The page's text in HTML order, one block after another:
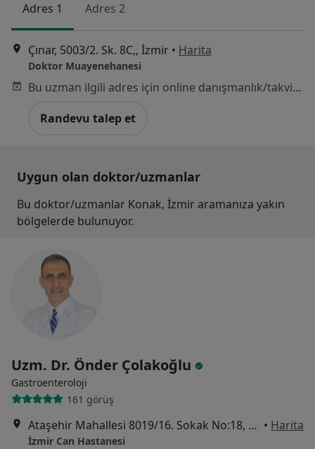
Adres 1 Adres 2
Çınar, 5003/2. Sk. 8C,, İzmir • Harita
Doktor Muayenehanesi
Bu uzman ilgili adres için online danışmanlık/takvim sunmuyor.
Randevu talep et
Uygun olan doktor/uzmanlar
Bu doktor/uzmanlar Konak, İzmir aramanıza yakın
bölgelerde bulunuyor.
Uzm. Dr. Önder Çolakoğlu
Gastroenteroloji
161 görüş
Ataşehir Mahallesi 8019/16. Sokak No:18, Çiğli • Harita
İzmir Can Hastanesi